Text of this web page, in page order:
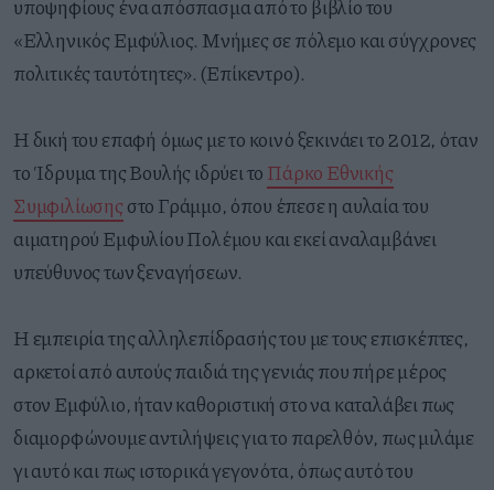
υποψηφίους ένα απόσπασμα από το βιβλίο του
«Ελληνικός Εμφύλιος. Μνήμες σε πόλεμο και σύγχρονες
πολιτικές ταυτότητες». (Επίκεντρο).
Η δική του επαφή όμως με το κοινό ξεκινάει το 2012, όταν
το Ίδρυμα της Βουλής ιδρύει τοΠάρκο Εθνικής
Συμφιλίωσηςστο Γράμμο, όπου έπεσε η αυλαία του
αιματηρού Εμφυλίου Πολέμου και εκεί αναλαμβάνει
υπεύθυνος των ξεναγήσεων.
Η εμπειρία της αλληλεπίδρασής του με τους επισκέπτες,
αρκετοί από αυτούς παιδιά της γενιάς που πήρε μέρος
στον Εμφύλιο, ήταν καθοριστική στο να καταλάβει πως
διαμορφώνουμε αντιλήψεις για το παρελθόν, πως μιλάμε
γι αυτό και πως ιστορικά γεγονότα, όπως αυτό του